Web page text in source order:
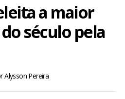
a maior
século pela
Alysson Pereira